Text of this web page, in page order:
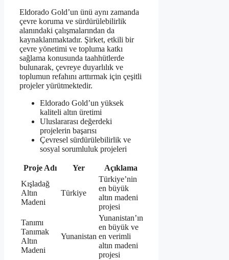
Eldorado Gold’un ünü aynı zamanda
çevre koruma ve sürdürülebilirlik
alanındaki çalışmalarından da
kaynaklanmaktadır. Şirket, etkili bir
çevre yönetimi ve topluma katkı
sağlama konusunda taahhütlerde
bulunarak, çevreye duyarlılık ve
toplumun refahını arttırmak için çeşitli
projeler yürütmektedir.
Eldorado Gold’un yüksek
kaliteli altın üretimi
Uluslararası değerdeki
projelerin başarısı
Çevresel sürdürülebilirlik ve
sosyal sorumluluk projeleri
Proje Adı Yer
Açıklama
Kışladağ
Altın
Madeni
Türkiye
Türkiye’nin
en büyük
altın madeni
projesi
Tanımı
Tanımak
Altın
Madeni
Yunanistan
Yunanistan’ın
en büyük ve
en verimli
altın madeni
projesi